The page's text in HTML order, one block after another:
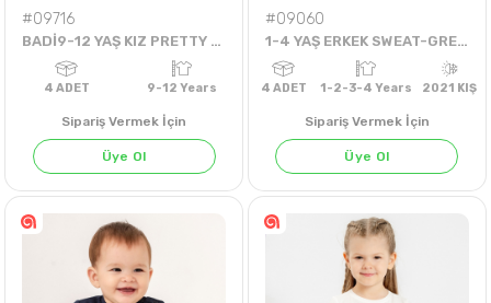
#09716
BADİ9-12 YAŞ KIZ PRETTY BÜZGÜLÜ BADİ
Sipariş Vermek İçin
Üye Ol
#09060
1-4 YAŞ ERKEK SWEAT-GREAT LEADER-2İP
Sipariş Vermek İçin
Üye Ol